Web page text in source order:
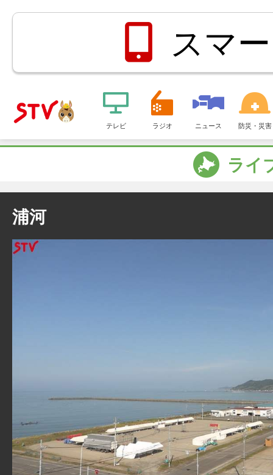
ＳＴＶ札
スマ
メ
ュ
テレビ ラジオ ニュース 防災・災害
ライ
浦河